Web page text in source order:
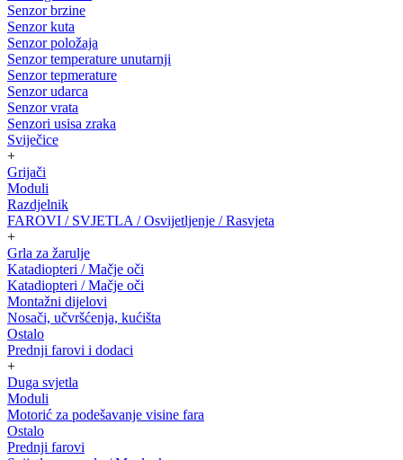
Senzor brzine
Senzor kuta
Senzor položaja
Senzor temperature unutarnji
Senzor tepmerature
Senzor udarca
Senzor vrata
Senzori usisa zraka
Sviječice
+
Grijači
Moduli
Razdjelnik
FAROVI / SVJETLA / Osvijetljenje / Rasvjeta
+
Grla za žarulje
Katadiopteri / Mačje oči
Katadiopteri / Mačje oči
Montažni dijelovi
Nosači, učvršćenja, kućišta
Ostalo
Prednji farovi i dodaci
+
Duga svjetla
Moduli
Motorić za podešavanje visine fara
Ostalo
Prednji farovi